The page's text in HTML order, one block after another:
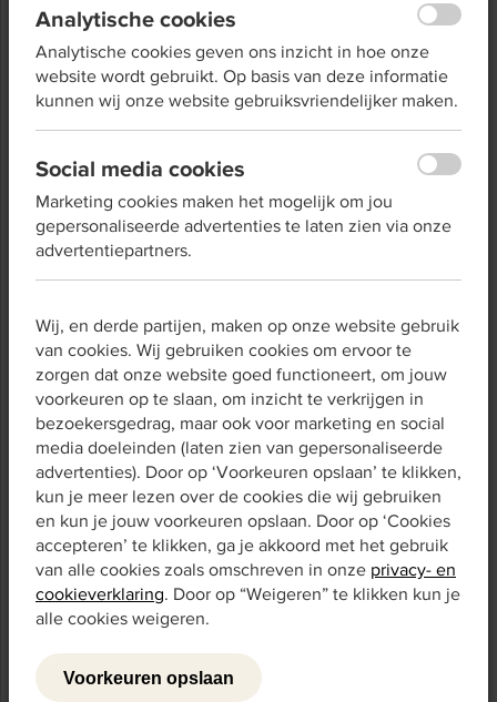
inburgeringsexamen en de Staatsexamens NT2 zijn
gebaseerd op dit Raamwerk NT2.
Het basisexamen inburgering in het buitenland is op
niveau A1. Het inburgeringsexamen in Nederland is op
niveau A2 (tot de nieuwe wet inburgering 2021). De
Staatsexamen I (B1) bereidt voor op werk of opleiding
op mbo 3/4, Staatsexamen II (B2) richt zich op hbo/wo.
Verschil tussen taalniveaus
De niveau-indeling taal voor NT1’ers en NT2’ers zijn
ontwikkeld voor een andere doelgroep. Over het
algemeen beschrijven de Standaarden en eindtermen
ve een hoger niveau dan het Raamwerk NT2. Dit komt
omdat een NT1’er in Nederland is opgegroeid en dus
een grotere woordenschat heeft door zijn of haar
opvoeding. Daarnaast heeft een NT1’er kennis van
onze samenleving, wat het inschatten van situaties
makkelijker maakt, en zit het spreken op een
moedertaalniveau.
Niveau-indeling rekenen
Binnen de Standaarden en eindtermen ve worden de
beschreven. Binnen deze eindtermen worden drie
niveaus onderscheiden: Instroomniveau, 1F en 2F.
Analytische cookies
Analytische cookies geven ons inzicht in hoe onze
website wordt gebruikt. Op basis van deze informatie
kunnen wij onze website gebruiksvriendelijker maken.
Social media cookies
Marketing cookies maken het mogelijk om jou
gepersonaliseerde advertenties te laten zien via onze
advertentiepartners.
Wij, en derde partijen, maken op onze website gebruik
van cookies. Wij gebruiken cookies om ervoor te
zorgen dat onze website goed functioneert, om jouw
voorkeuren op te slaan, om inzicht te verkrijgen in
bezoekersgedrag, maar ook voor marketing en social
media doeleinden (laten zien van gepersonaliseerde
advertenties). Door op ‘Voorkeuren opslaan’ te klikken,
kun je meer lezen over de cookies die wij gebruiken
en kun je jouw voorkeuren opslaan. Door op ‘Cookies
accepteren’ te klikken, ga je akkoord met het gebruik
van alle cookies zoals omschreven in onze privacy- en
cookieverklaring. Door op “Weigeren” te klikken kun je
alle cookies weigeren.
Voorkeuren opslaan